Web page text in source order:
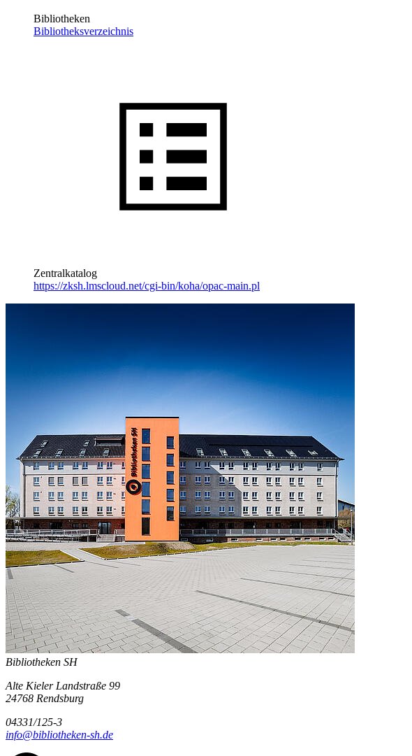
Bibliotheken
Bibliotheksverzeichnis
Zentralkatalog
https://zksh.lmscloud.net/cgi-bin/koha/opac-main.pl
Bibliotheken SH
Alte Kieler Landstraße 99
24768 Rendsburg
04331/125-3
info@bibliotheken-sh.de